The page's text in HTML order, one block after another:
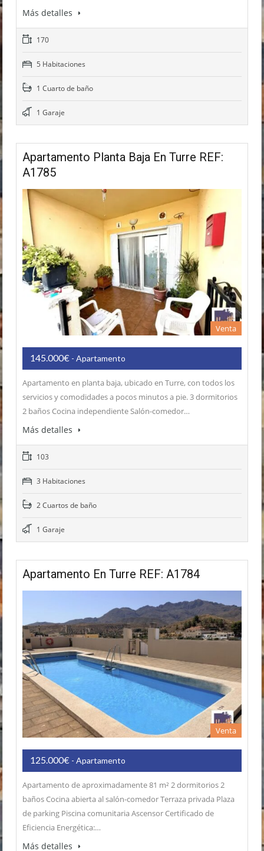
Más detalles
170
5 Habitaciones
1 Cuarto de baño
1 Garaje
Apartamento Planta Baja En Turre REF:
A1785
Venta
145.000€ - Apartamento
Apartamento en planta baja, ubicado en Turre, con todos los
servicios y comodidades a pocos minutos a pie. 3 dormitorios
2 baños Cocina independiente Salón-comedor…
Más detalles
103
3 Habitaciones
2 Cuartos de baño
1 Garaje
Apartamento En Turre REF: A1784
Venta
125.000€ - Apartamento
Apartamento de aproximadamente 81 m² 2 dormitorios 2
baños Cocina abierta al salón-comedor Terraza privada Plaza
de parking Piscina comunitaria Ascensor Certificado de
Eficiencia Energética:…
Más detalles